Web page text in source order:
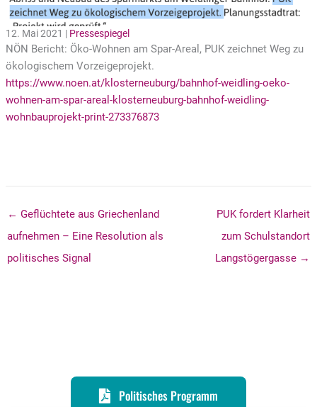
12. Mai 2021 | Pressespiegel
NÖN Bericht: Öko-Wohnen am Spar-Areal, PUK zeichnet Weg zu
ökologischem Vorzeigeprojekt.
https://www.noen.at/klosterneuburg/bahnhof-weidling-oeko-
wohnen-am-spar-areal-klosterneuburg-bahnhof-weidling-
wohnbauprojekt-print-273376873
← Geflüchtete aus Griechenland
aufnehmen – Eine Resolution als
politisches Signal
PUK fordert Klarheit
zum Schulstandort
Langstögergasse →
Politisches Programm